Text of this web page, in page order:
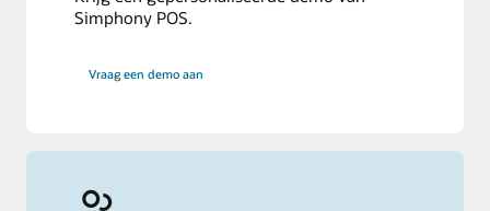
Simphony POS.
Vraag een demo aan